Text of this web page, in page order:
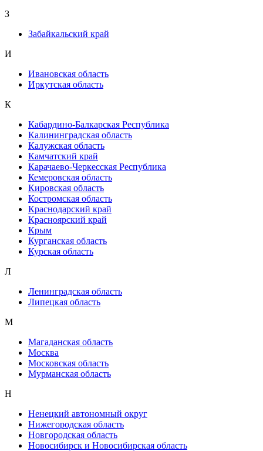
З
Забайкальский край
И
Ивановская область
Иркутская область
К
Кабардино-Балкарская Республика
Калининградская область
Калужская область
Камчатский край
Карачаево-Черкесская Республика
Кемеровская область
Кировская область
Костромская область
Краснодарский край
Красноярский край
Крым
Курганская область
Курская область
Л
Ленинградская область
Липецкая область
М
Магаданская область
Москва
Московская область
Мурманская область
Н
Ненецкий автономный округ
Нижегородская область
Новгородская область
Новосибирск и Новосибирская область